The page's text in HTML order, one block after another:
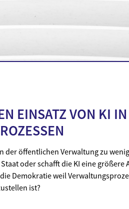
EINSATZ VON KI IN
der öffentlichen Verwaltung zu
oder schafft die KI eine
Demokratie weil
ist?